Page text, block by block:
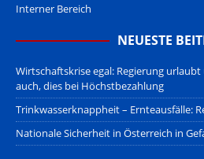
Interner Bereich
NEUESTE
Wirtschaftskrise egal: Regierung
auch, dies bei Höchstbezahlung
Trinkwasserknappheit – Ernteausfälle:
Nationale Sicherheit in Österreich in